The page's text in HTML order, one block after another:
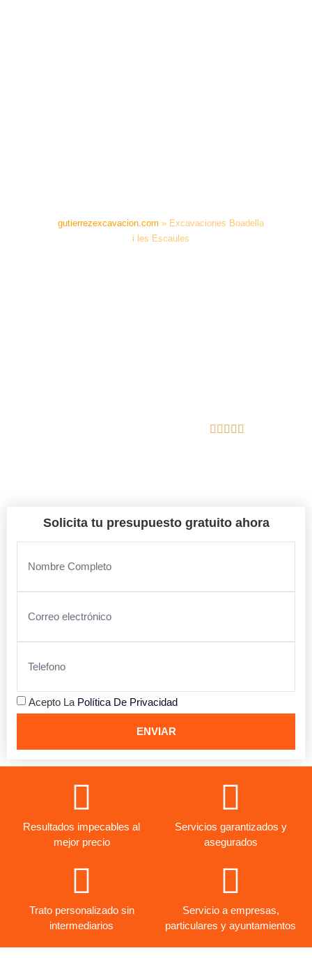
gutierrezexcavacion.com » Excavaciones Boadella
i les Escaules
Solicita tu presupuesto gratuito ahora
Acepto La Política De Privacidad
ENVIAR
Resultados impecables al
mejor precio
Servicios garantizados y
asegurados
Trato personalizado sin
intermediarios
Servicio a empresas,
particulares y ayuntamientos